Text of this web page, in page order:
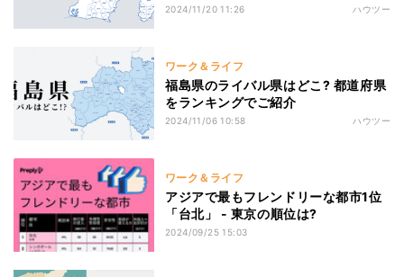
2024/11/20 11:26 ハウツー
ワーク＆ライフ
福島県のライバル県はどこ? 都道府県
をランキングでご紹介
2024/11/06 10:58 ハウツー
ワーク＆ライフ
アジアで最もフレンドリーな都市1位
「台北」 - 東京の順位は?
2024/09/25 15:03